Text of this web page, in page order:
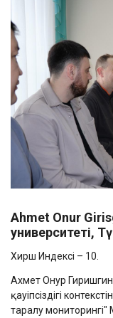
Ahmet Onur
университеті,
Хирш Индексі – 10.
Ахмет Онур
қауіпсіздігі
таралу